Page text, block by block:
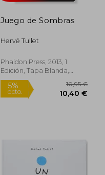
Juego de Sombras
Hervé Tullet
Phaidon Press, 2013, 1
Edición, Tapa Blanda,
Nuevo